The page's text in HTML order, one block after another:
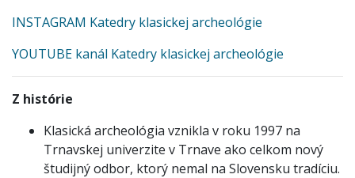
INSTAGRAM Katedry klasickej archeológie
YOUTUBE kanál Katedry klasickej archeológie
Z histórie
Klasická archeológia vznikla v roku 1997 na
Trnavskej univerzite v Trnave ako celkom nový
študijný odbor, ktorý nemal na Slovensku tradíciu.